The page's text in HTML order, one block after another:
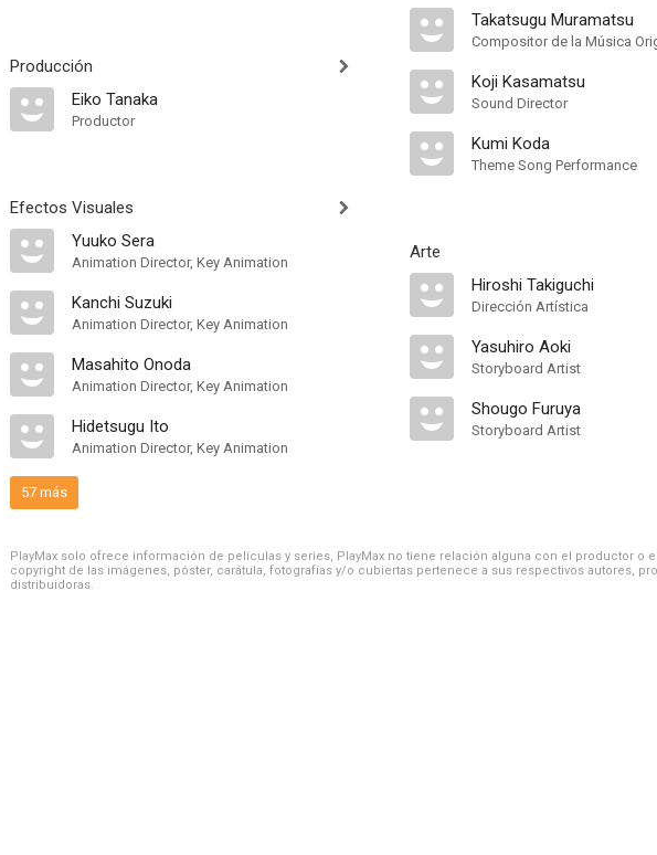
Producción
Eiko Tanaka
Productor
Efectos Visuales
Yuuko Sera
Animation Director, Key Animation
Kanchi Suzuki
Animation Director, Key Animation
Masahito Onoda
Animation Director, Key Animation
Hidetsugu Ito
Animation Director, Key Animation
57 más
Takatsugu Muramatsu
Compositor de la Música
Koji Kasamatsu
Sound Director
Kumi Koda
Theme Song Performance
Arte
Hiroshi Takiguchi
Dirección Artística
Yasuhiro Aoki
Storyboard Artist
Shougo Furuya
Storyboard Artist
PlayMax solo ofrece información de películas y series, PlayMax no tiene relación alguna con el productor o
copyright de las imágenes, póster, carátula, fotografías y/o cubiertas pertenece a sus respectivos autores,
distribuidoras.